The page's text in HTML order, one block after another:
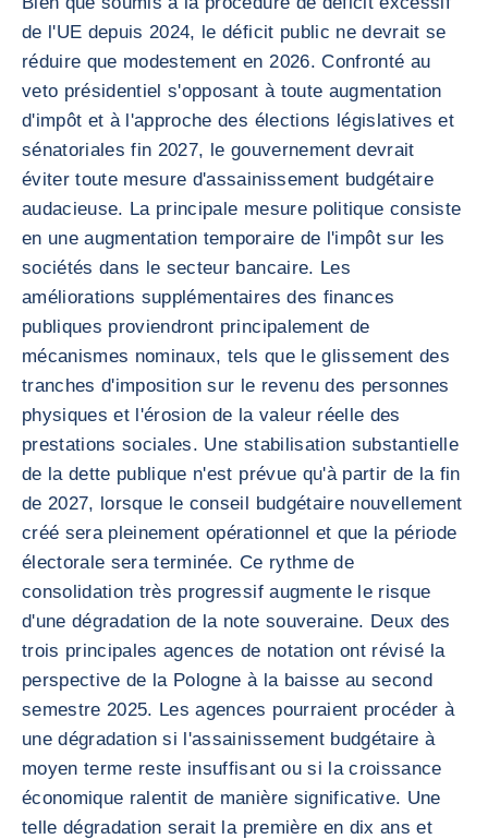
de l'UE depuis 2024, le déficit public ne devrait se
réduire que modestement en 2026. Confronté au
veto présidentiel s'opposant à toute augmentation
d'impôt et à l'approche des élections législatives et
sénatoriales fin 2027, le gouvernement devrait
éviter toute mesure d'assainissement budgétaire
audacieuse. La principale mesure politique consiste
en une augmentation temporaire de l'impôt sur les
sociétés dans le secteur bancaire. Les
améliorations supplémentaires des finances
publiques proviendront principalement de
mécanismes nominaux, tels que le glissement des
tranches d'imposition sur le revenu des personnes
physiques et l'érosion de la valeur réelle des
prestations sociales. Une stabilisation substantielle
de la dette publique n'est prévue qu'à partir de la fin
de 2027, lorsque le conseil budgétaire nouvellement
créé sera pleinement opérationnel et que la période
électorale sera terminée. Ce rythme de
consolidation très progressif augmente le risque
d'une dégradation de la note souveraine. Deux des
trois principales agences de notation ont révisé la
perspective de la Pologne à la baisse au second
semestre 2025. Les agences pourraient procéder à
une dégradation si l'assainissement budgétaire à
moyen terme reste insuffisant ou si la croissance
économique ralentit de manière significative. Une
telle dégradation serait la première en dix ans et